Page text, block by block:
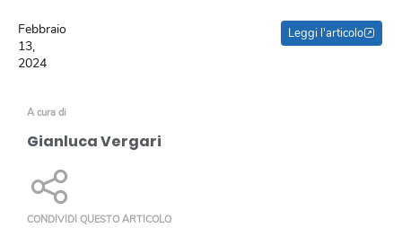
A cura di
Gianluca Vergari
CONDIVIDI QUESTO ARTICOLO
Febbraio
13,
2024
Leggi l'articolo